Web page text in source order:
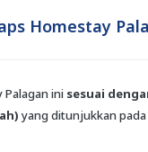
Homestay
Palagan ini sesuai
yang ditunjukkan pada